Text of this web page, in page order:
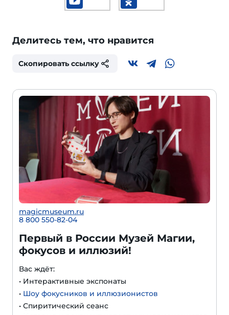
Делитесь тем, что нравится
Скопировать ссылку
magicmuseum.ru
8 800 550-82-04
Первый в России Музей Магии,
фокусов и иллюзий!
Вас ждёт:
• Интерактивные экспонаты
• Шоу фокусников и иллюзионистов
• Спиритический сеанс